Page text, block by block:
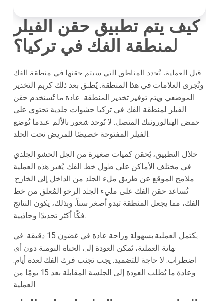
كيف يتم تطبيق حقن الفيلر
لمنطقة الفك في تركيا؟
قبل العملية، تُحدد المناطق التي سيتم حقنها في منطقة الفك
وتُجرى العلامات في هذا المنطقة. يُطبق بعد ذلك كريم التخدير
الموضعي ويتم توفير تخدير المنطقة. عادة ما تُستخدم حقن
الفيلر لمنطقة الفك في تركيا حشوات جلدية تحتوي على
حمض الهيالورونيك المتصل. لا يُوجد شعور بالألم عندما تُوضع
الفيلر المفتوحة خصيصًا للمريض تحت الجلد.
خلال التطبيق، يُحقن كميات صغيرة من الجل الحشو الجلدي
في مختلف الأماكن على طول خط الفك. يُغير هذه العملية
ملامح الموقع عن طريق ملء الجلد من الداخل إلى الخارج.
تُساعد حقن الفك على مليء الجلد الرخو المُعلق من خط
الفك، مما يجعل المنطقة تبدو أصغر سناً. وبذلك، يكون النتائج
فكًا أكثر تحديدًا وجاذبية.
يكتمل العملية بسهولة وراحة عادة في غضون 15 دقيقة. في
نهاية العملية، يُمكن العودة إلى الحياة اليومية دون أي
اضطراب. لا حاجة للتضميد. يجب تجنب فرك الفك لعدة أيام.
وعادة ما يُطلب العودة إلى الجلسة المقابلة بعد 15 يومًا من
العملية.